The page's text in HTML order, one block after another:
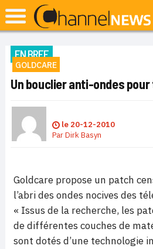
EN BREF
GOLDCARE
Un bouclier anti-ondes
le 20-12-2010
ParDirk Basyn
Goldcare propose un patch
l’abri des ondes nocives des
« Issus de la recherche, les
de différentes couches de
sont dotés d’une technologie